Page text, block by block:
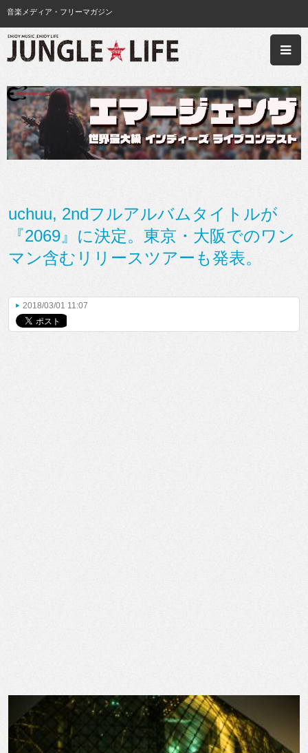
音楽メディア・フリーマガジン
uchuu, 2ndフルアルバムタイトルが
『2069』に決定。東京・大阪でのワン
マン含むリリースツアーも発表。
2018/03/01 11:07